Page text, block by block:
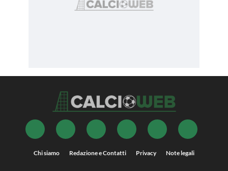
Chi siamo Redazione e Contatti Privacy Note legali